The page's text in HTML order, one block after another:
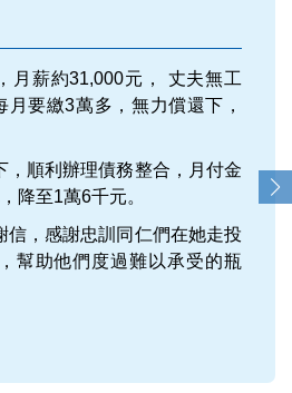
月薪約31,000元， 丈夫無工
要繳3萬多，無力償還下，
，順利辦理債務整合，月付金
降至1萬6千元。
信，感謝忠訓同仁們在她走投
幫助他們度過難以承受的瓶